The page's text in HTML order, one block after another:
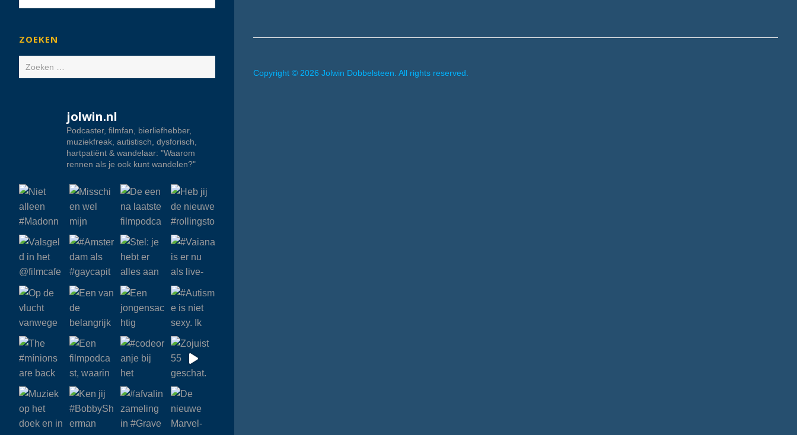
ZOEKEN
Zoeken
naar:
jolwin.nl
Podcaster, filmfan, bierliefhebber,
muziekfreak, autistisch, dysforisch,
hartpatiënt & wandelaar: "Waarom
rennen als je ook kunt wandelen?"
Copyright © 2026 Jolwin Dobbelsteen. All rights reserved.